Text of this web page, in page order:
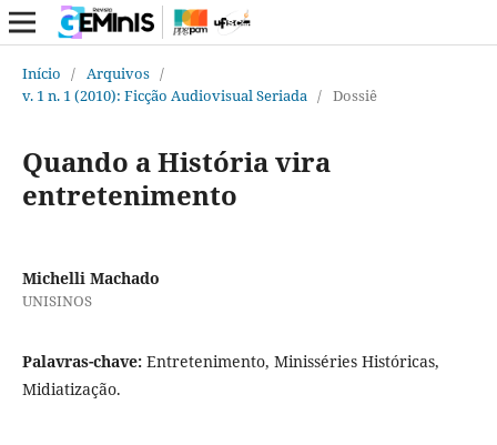
Início / Arquivos /
v. 1 n. 1 (2010): Ficção Audiovisual Seriada / Dossiê
Quando a História vira
entretenimento
Michelli Machado
UNISINOS
Palavras-chave: Entretenimento, Minisséries Históricas,
Midiatização.